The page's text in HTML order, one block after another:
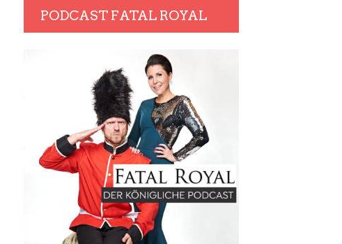
PODCAST FATAL ROYAL